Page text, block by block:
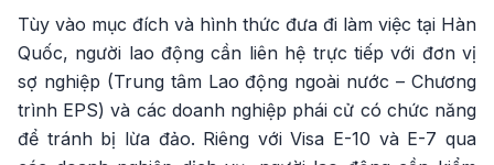
Tùy vào mục đích và hình thức đưa đi làm việc tại Hàn
Quốc, người lao động cần liên hệ trực tiếp với đơn vị
sợ nghiệp (Trung tâm Lao động ngoài nước – Chương
trình EPS) và các doanh nghiệp phái cử có chức năng
để tránh bị lừa đảo. Riêng với Visa E-10 và E-7 qua